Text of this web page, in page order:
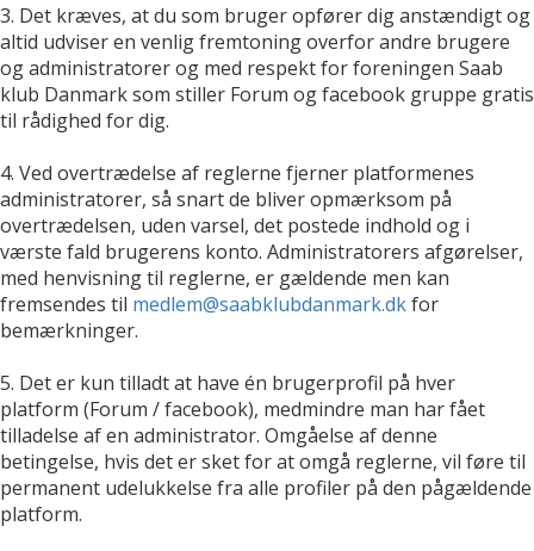
3. Det kræves, at du som bruger opfører dig anstændigt og
altid udviser en venlig fremtoning overfor andre brugere
og administratorer og med respekt for foreningen Saab
klub Danmark som stiller Forum og facebook gruppe gratis
til rådighed for dig.
4. Ved overtrædelse af reglerne fjerner platformenes
administratorer, så snart de bliver opmærksom på
overtrædelsen, uden varsel, det postede indhold og i
værste fald brugerens konto. Administratorers afgørelser,
med henvisning til reglerne, er gældende men kan
fremsendes til medlem@saabklubdanmark.dkfor
bemærkninger.
5. Det er kun tilladt at have én brugerprofil på hver
platform (Forum / facebook), medmindre man har fået
tilladelse af en administrator. Omgåelse af denne
betingelse, hvis det er sket for at omgå reglerne, vil føre til
permanent udelukkelse fra alle profiler på den pågældende
platform.